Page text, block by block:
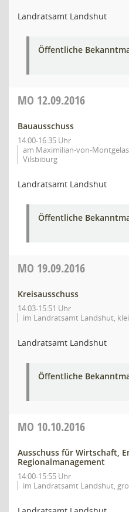
Landratsamt Landshut
Öffentliche
MO 12.09.2016
Bauausschuss
14:00-16:35 Uhr
am Maximilian-von-
Vilsbiburg
Landratsamt Landshut
Öffentliche
MO 19.09.2016
Kreisausschuss
14:03-15:51 Uhr
im Landratsamt Landshut,
Landratsamt Landshut
Öffentliche
MO 10.10.2016
Ausschuss für Wirtschaft,
Regionalmanagement
14:00-15:55 Uhr
im Landratsamt Landshut,